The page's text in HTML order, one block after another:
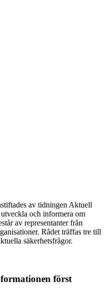
av tidningen Aktuell
och informera om
av representanter från
Rådet träffas tre till
säkerhetsfrågor.
först